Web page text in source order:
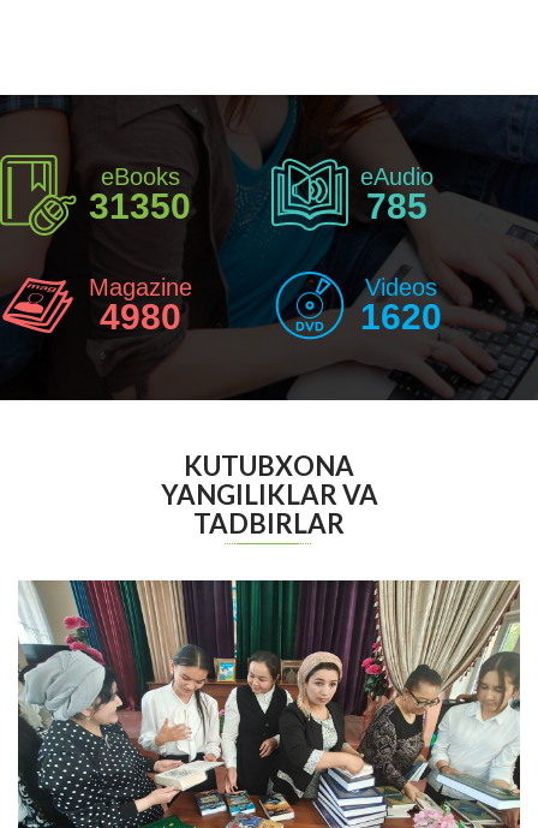
eBooks
31350
eAudio
785
Magazine
4980
Videos
1620
KUTUBXONA
YANGILIKLAR VA
TADBIRLAR